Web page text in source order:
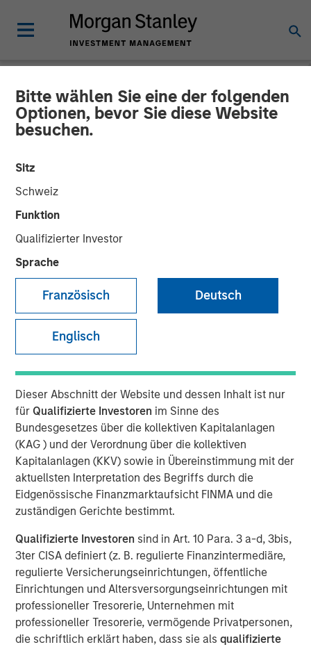
Bitte wählen Sie eine der folgenden
Optionen, bevor Sie diese Website
besuchen.
Sitz
Schweiz
Funktion
Qualifizierter Investor
Sprache
Französisch Deutsch
Englisch
Dieser Abschnitt der Website und dessen Inhalt ist nur
für Qualifizierte Investoren im Sinne des
Bundesgesetzes über die kollektiven Kapitalanlagen
(KAG ) und der Verordnung über die kollektiven
Kapitalanlagen (KKV) sowie in Übereinstimmung mit der
aktuellsten Interpretation des Begriffs durch die
Eidgenössische Finanzmarktaufsicht FINMA und die
zuständigen Gerichte bestimmt.
Qualifizierte Investoren sind in Art. 10 Para. 3 a-d, 3bis,
3ter CISA definiert (z. B. regulierte Finanzintermediäre,
regulierte Versicherungseinrichtungen, öffentliche
Einrichtungen und Altersversorgungseinrichtungen mit
professioneller Tresorerie, Unternehmen mit
professioneller Tresorerie, vermögende Privatpersonen,
die schriftlich erklärt haben, dass sie alsqualifizierte
CARON'S CORNER INSIGHTS
Fixed Income: A Great
Source of Alpha in
Portfolios
04 MAI 2026
Jim Caron
Chief Investment Officer,
Portfolio Solutions Group
14:44
00:00
While credit spreads are tight, we believe there are
still good values across public fixed income.
We discuss our position on duration given the rise in
energy prices and worries about inflation.
With geopolitical risks on investors’ minds, we view
Emerging Market debt as a good source of carry,
with a low correlation to the drivers of U.S. markets.
View Transcript
See below for important disclosures.